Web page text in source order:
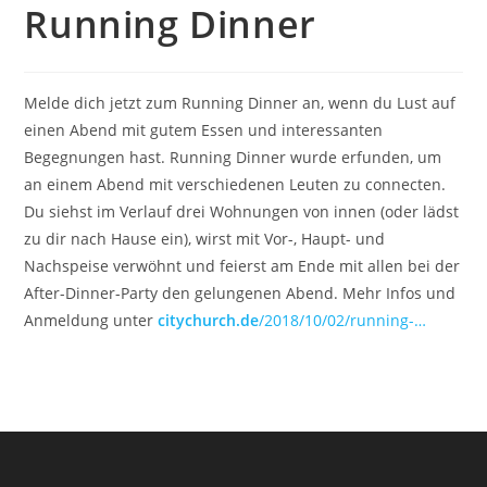
Running Dinner
Melde dich jetzt zum Running Dinner an, wenn du Lust auf
einen Abend mit gutem Essen und interessanten
Begegnungen hast. Running Dinner wurde erfunden, um
an einem Abend mit verschiedenen Leuten zu connecten.
Du siehst im Verlauf drei Wohnungen von innen (oder lädst
zu dir nach Hause ein), wirst mit Vor-, Haupt- und
Nachspeise verwöhnt und feierst am Ende mit allen bei der
After-Dinner-Party den gelungenen Abend. Mehr Infos und
Anmeldung untercitychurch.de/2018/10/02/running-…